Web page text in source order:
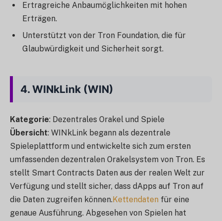
Ertragreiche Anbaumöglichkeiten mit hohen
Erträgen.
Unterstützt von der Tron Foundation, die für
Glaubwürdigkeit und Sicherheit sorgt.
4. WINkLink (WIN)
Kategorie: Dezentrales Orakel und Spiele
Übersicht: WINkLink begann als dezentrale
Spieleplattform und entwickelte sich zum ersten
umfassenden dezentralen Orakelsystem von Tron. Es
stellt Smart Contracts Daten aus der realen Welt zur
Verfügung und stellt sicher, dass dApps auf Tron auf
die Daten zugreifen können.Kettendaten für eine
genaue Ausführung. Abgesehen von Spielen hat